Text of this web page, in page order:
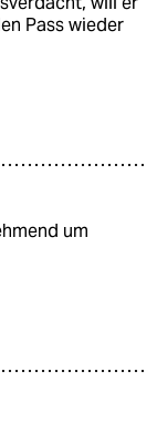
Pass wieder
um